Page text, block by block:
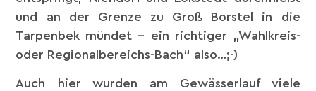
und an der Grenze zu Groß Borstel in die
Tarpenbek mündet – ein richtiger „Wahlkreis-
oder Regionalbereichs-Bach“ also…;-)
Auch hier wurden am Gewässerlauf viele